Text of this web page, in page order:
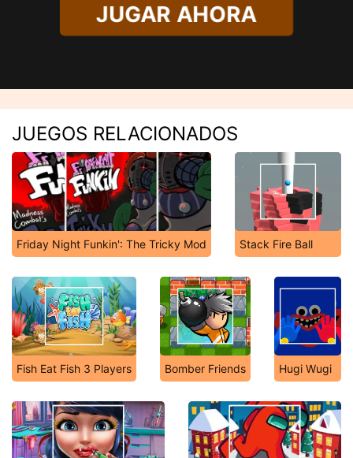
JUGAR AHORA
JUEGOS RELACIONADOS
Friday Night Funkin': The Tricky Mod Stack Fire Ball
Fish Eat Fish 3 Players Bomber Friends Hugi Wugi